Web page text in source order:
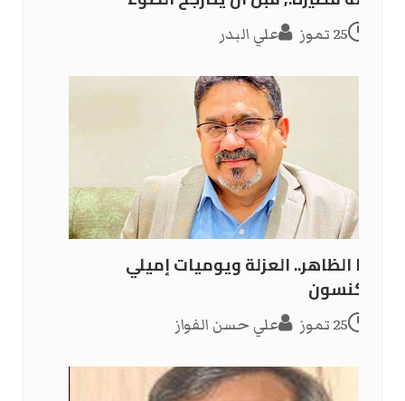
25 تموز علي البدر
رضا الظاهر.. العزلة ويوميات إميلي
ديكنسون
25 تموز علي حسن الفواز